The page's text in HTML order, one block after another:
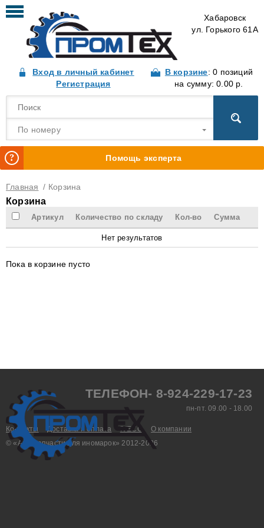
Хабаровск
ул. Горького 61А
Вход в личный кабинет
Регистрация
В корзине: 0 позиций
на сумму: 0.00 р.
По номеру
Помощь эксперта
Главная / Корзина
Корзина
Артикул Количество по складу Кол-во Сумма
Нет результатов
Пока в корзине пусто
Контакты Доставка и оплата IVECO О компании
ТЕЛЕФОН- 8-924-229-17-23
пн-пт. 09.00 - 18.00
© «Aвтозапчасти для иномарок» 2012-2026